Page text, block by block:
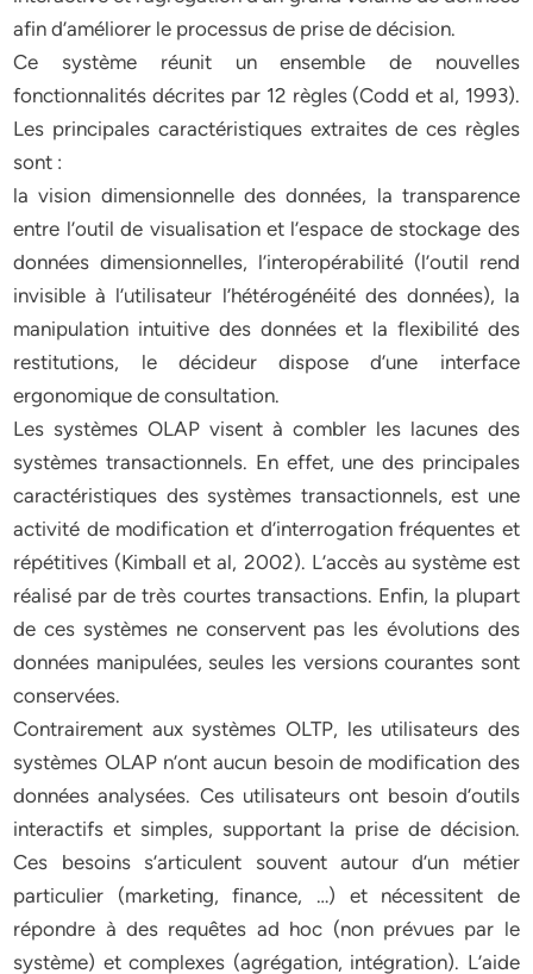
afin d’améliorer le processus de prise de décision.
Ce système réunit un ensemble de nouvelles
fonctionnalités décrites par 12 règles (Codd et al, 1993).
Les principales caractéristiques extraites de ces règles
sont :
la vision dimensionnelle des données, la transparence
entre l’outil de visualisation et l’espace de stockage des
données dimensionnelles, l’interopérabilité (l’outil rend
invisible à l’utilisateur l’hétérogénéité des données), la
manipulation intuitive des données et la flexibilité des
restitutions, le décideur dispose d’une interface
ergonomique de consultation.
Les systèmes OLAP visent à combler les lacunes des
systèmes transactionnels. En effet, une des principales
caractéristiques des systèmes transactionnels, est une
activité de modification et d’interrogation fréquentes et
répétitives (Kimball et al, 2002). L’accès au système est
réalisé par de très courtes transactions. Enfin, la plupart
de ces systèmes ne conservent pas les évolutions des
données manipulées, seules les versions courantes sont
conservées.
Contrairement aux systèmes OLTP, les utilisateurs des
systèmes OLAP n’ont aucun besoin de modification des
données analysées. Ces utilisateurs ont besoin d’outils
interactifs et simples, supportant la prise de décision.
Ces besoins s’articulent souvent autour d’un métier
particulier (marketing, finance, …) et nécessitent de
répondre à des requêtes ad hoc (non prévues par le
système) et complexes (agrégation, intégration). L’aide